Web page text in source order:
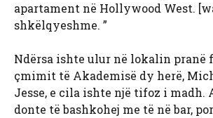
apartament në Hollywood West.
shkëlqyeshme. ”
Ndërsa ishte ulur në lokalin pranë
çmimit të Akademisë dy herë,
Jesse, e cila ishte një tifoz i madh.
donte të bashkohej me të në bar,